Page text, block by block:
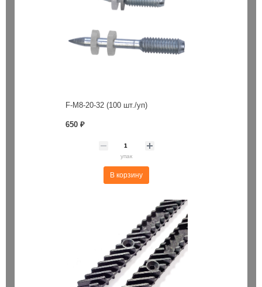
F-M8-20-32 (100 шт./уп)
650 ₽
упак
В корзину